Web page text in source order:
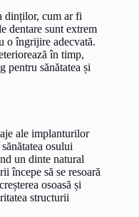
dinților, cum ar fi
dentare sunt extrem
o îngrijire adecvată.
în timp,
pentru sănătatea și
ale implanturilor
osului
un dinte natural
începe să se resoară
osoasă și
structurii